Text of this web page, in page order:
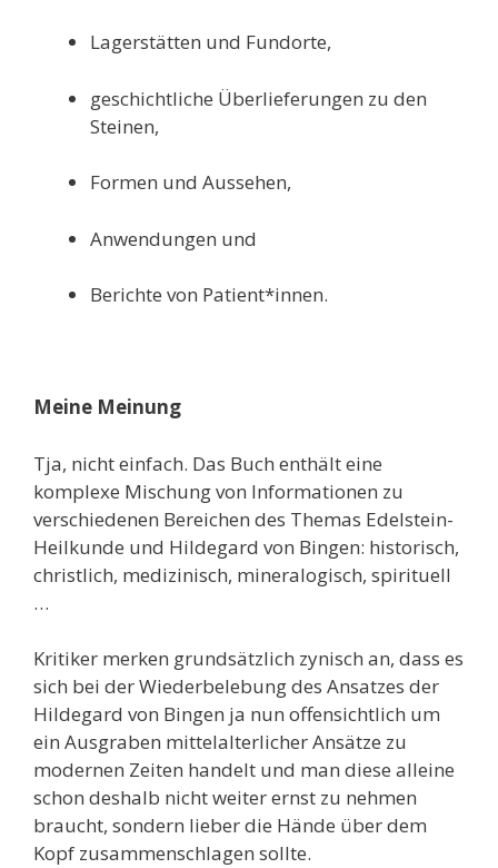
Lagerstätten und Fundorte,
geschichtliche Überlieferungen zu den
Steinen,
Formen und Aussehen,
Anwendungen und
Berichte von Patient*innen.
Meine Meinung
Tja, nicht einfach. Das Buch enthält eine
komplexe Mischung von Informationen zu
verschiedenen Bereichen des Themas Edelstein-
Heilkunde und Hildegard von Bingen: historisch,
christlich, medizinisch, mineralogisch, spirituell
…
Kritiker merken grundsätzlich zynisch an, dass es
sich bei der Wiederbelebung des Ansatzes der
Hildegard von Bingen ja nun offensichtlich um
ein Ausgraben mittelalterlicher Ansätze zu
modernen Zeiten handelt und man diese alleine
schon deshalb nicht weiter ernst zu nehmen
braucht, sondern lieber die Hände über dem
Kopf zusammenschlagen sollte.